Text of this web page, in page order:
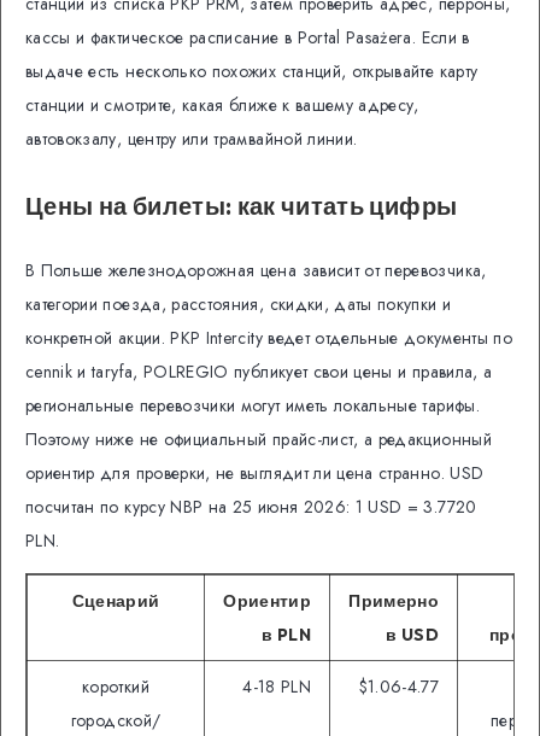
кассы и фактическое расписание в Portal Pasażera. Если в
выдаче есть несколько похожих станций, открывайте карту
станции и смотрите, какая ближе к вашему адресу,
автовокзалу, центру или трамвайной линии.
Цены на билеты: как читать цифры
В Польше железнодорожная цена зависит от перевозчика,
категории поезда, расстояния, скидки, даты покупки и
конкретной акции. PKP Intercity ведет отдельные документы по
cennik и taryfa, POLREGIO публикует свои цены и правила, а
региональные перевозчики могут иметь локальные тарифы.
Поэтому ниже не официальный прайс-лист, а редакционный
ориентир для проверки, не выглядит ли цена странно. USD
посчитан по курсу NBP на 25 июня 2026: 1 USD = 3.7720
PLN.
Сценарий
Ориентир
в PLN
Примерно
в USD
короткий
городской/
4-18 PLN $1.06-4.77